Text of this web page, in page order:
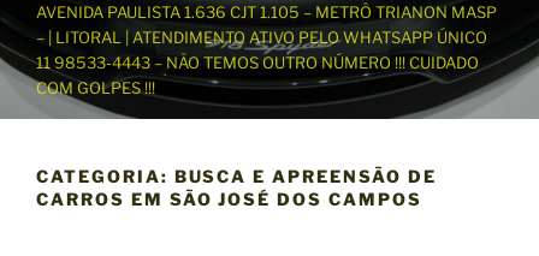
ú
d
AVENIDA PAULISTA 1.636 CJT 1.105 – METRÔ TRIANON MASP
– | LITORAL | ATENDIMENTO ATIVO PELO WHATSAPP ÚNICO
11 98533-4443 – NÃO TEMOS OUTRO NÚMERO !!! CUIDADO
COM GOLPES !!!
CATEGORIA: BUSCA E APREENSÃO DE
CARROS EM SÃO JOSÉ DOS CAMPOS